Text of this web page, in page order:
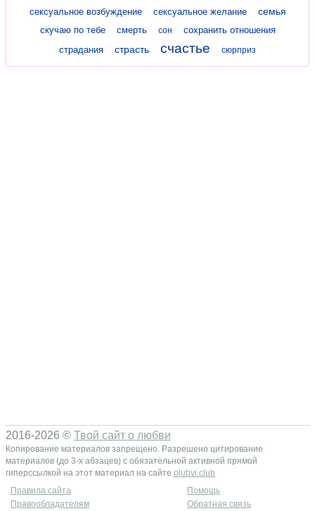
сексуальное возбуждение сексуальное желание семья
скучаю по тебе смерть сон
сохранить отношения
страдания
страсть счастье сюрприз
2016-2026 © Твой сайт о любви
Копирование материалов запрещено. Разрешено цитирование
материалов (до 3-х абзацев) с обязательной активной прямой
гиперссылкой на этот материал на сайте olubvi.club
Правила сайта
Помощь
Правообладателям
Обратная связь